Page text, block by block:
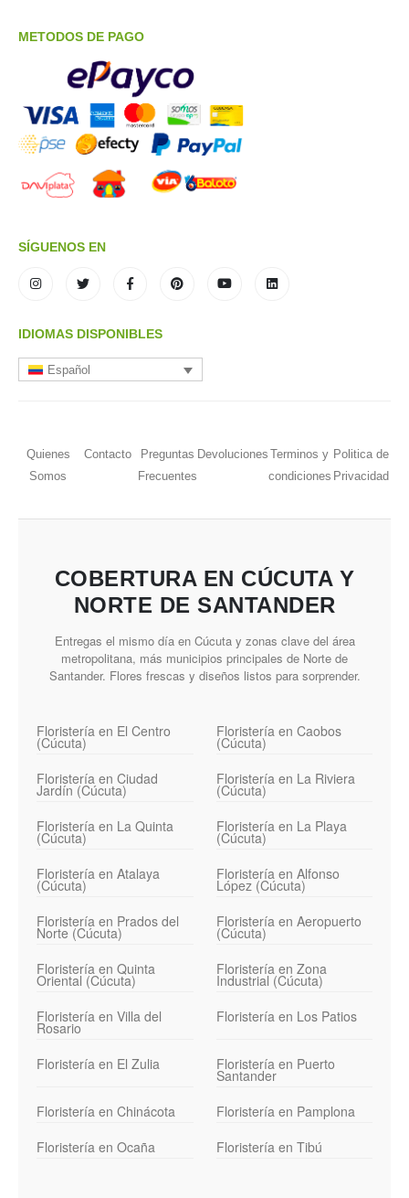
METODOS DE PAGO
SÍGUENOS EN
IDIOMAS DISPONIBLES
Español
Quienes
Somos
Contacto
Preguntas
Frecuentes
Devoluciones Terminos y
condiciones
Politica de
Privacidad
COBERTURA EN CÚCUTA Y
NORTE DE SANTANDER
Entregas el mismo día en Cúcuta y zonas clave del área
metropolitana, más municipios principales de Norte de
Santander. Flores frescas y diseños listos para sorprender.
Floristería en El Centro
(Cúcuta)
Floristería en Caobos
(Cúcuta)
Floristería en Ciudad
Jardín (Cúcuta)
Floristería en La Riviera
(Cúcuta)
Floristería en La Quinta
(Cúcuta)
Floristería en La Playa
(Cúcuta)
Floristería en Atalaya
(Cúcuta)
Floristería en Alfonso
López (Cúcuta)
Floristería en Prados del
Norte (Cúcuta)
Floristería en Aeropuerto
(Cúcuta)
Floristería en Quinta
Oriental (Cúcuta)
Floristería en Zona
Industrial (Cúcuta)
Floristería en Villa del
Rosario
Floristería en Los Patios
Floristería en El Zulia Floristería en Puerto
Santander
Floristería en Chinácota
Floristería en Pamplona
Floristería en Ocaña
Floristería en Tibú